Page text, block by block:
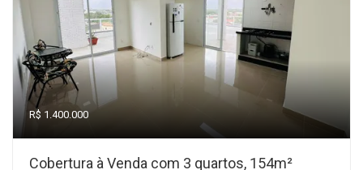
R$ 1.400.000
Cobertura à Venda com 3 quartos, 154m²